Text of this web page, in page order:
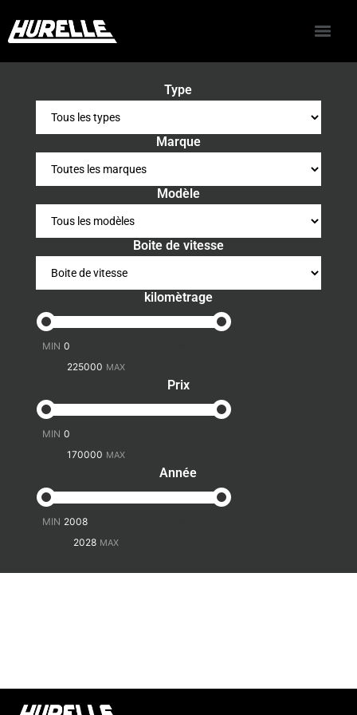
Type
Marque
Modèle
Boite de vitesse
kilomètrage
Prix
Année